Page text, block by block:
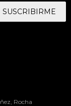
Rocha
SUSCRIBIRME